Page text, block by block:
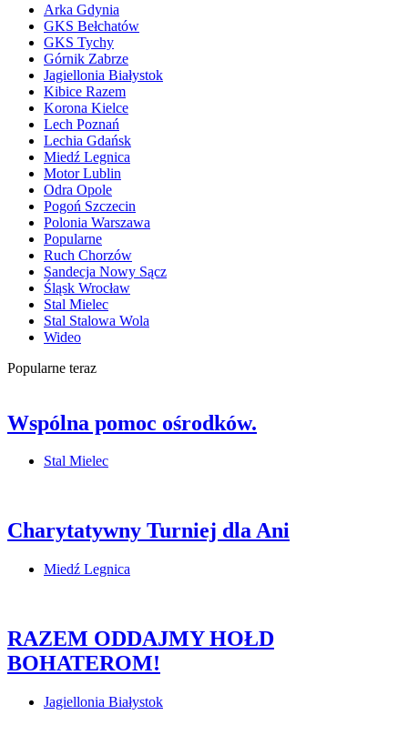
Arka Gdynia
GKS Bełchatów
GKS Tychy
Górnik Zabrze
Jagiellonia Białystok
Kibice Razem
Korona Kielce
Lech Poznań
Lechia Gdańsk
Miedź Legnica
Motor Lublin
Odra Opole
Pogoń Szczecin
Polonia Warszawa
Popularne
Ruch Chorzów
Sandecja Nowy Sącz
Śląsk Wrocław
Stal Mielec
Stal Stalowa Wola
Wideo
Popularne teraz
Wspólna pomoc ośrodków.
Stal Mielec
Charytatywny Turniej dla Ani
Miedź Legnica
RAZEM ODDAJMY HOŁD
BOHATEROM!
Jagiellonia Białystok